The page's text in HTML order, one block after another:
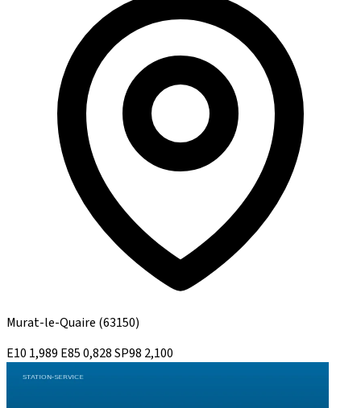
Murat-le-Quaire (63150)
E10 1,989 E850,828SP98 2,100